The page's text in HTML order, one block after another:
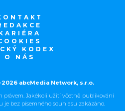
KODEX
O NÁS
abcMedia Network, s.r.o.
právem. Jakékoli užití včetně publikování
je bez písemného souhlasu zakázáno.